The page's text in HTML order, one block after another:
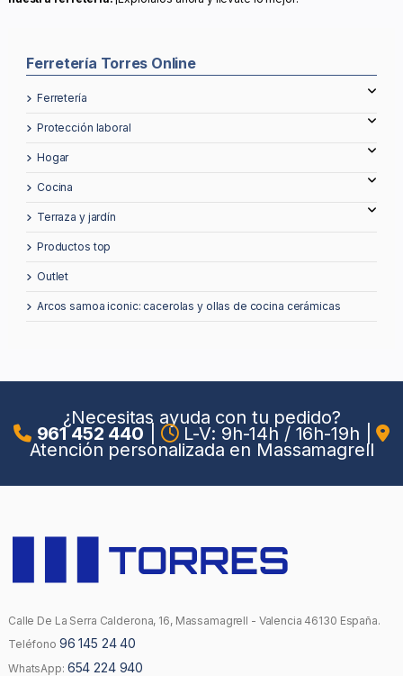
Ferretería Torres Online
ferretería
protección laboral
hogar
cocina
terraza y jardín
productos top
outlet
arcos samoa iconic: cacerolas y ollas de cocina cerámicas
¿Necesitas ayuda con tu pedido?
961 452 440 L-V: 9h-14h / 16h-19h
Atención personalizada en Massamagrell
Calle De La Serra Calderona, 16, Massamagrell - Valencia 46130 España.
Teléfono 96 145 24 40
WhatsApp: 654 224 940